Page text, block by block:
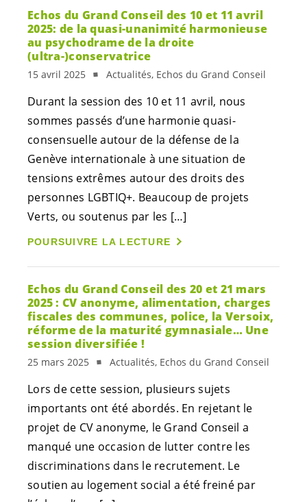
Echos du Grand Conseil des 10 et 11 avril
2025: de la quasi-unanimité harmonieuse
au psychodrame de la droite
(ultra-)conservatrice
15 avril 2025 Actualités, Echos du Grand Conseil
Durant la session des 10 et 11 avril, nous
sommes passés d’une harmonie quasi-
consensuelle autour de la défense de la
Genève internationale à une situation de
tensions extrêmes autour des droits des
personnes LGBTIQ+. Beaucoup de projets
Verts, ou soutenus par les […]
POURSUIVRE LA LECTURE
Echos du Grand Conseil des 20 et 21 mars
2025 : CV anonyme, alimentation, charges
fiscales des communes, police, la Versoix,
réforme de la maturité gymnasiale… Une
session diversifiée !
25 mars 2025 Actualités, Echos du Grand Conseil
Lors de cette session, plusieurs sujets
importants ont été abordés. En rejetant le
projet de CV anonyme, le Grand Conseil a
manqué une occasion de lutter contre les
discriminations dans le recrutement. Le
soutien au logement social a été freiné par